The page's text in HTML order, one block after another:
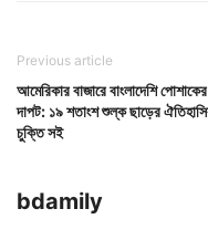
Previous article
আমেরিকার বাজারে বাংলাদেশি পোশাকের
দাপট: ১৯ শতাংশ শুল্ক ছাড়ের
চুক্তি সই
bdamily